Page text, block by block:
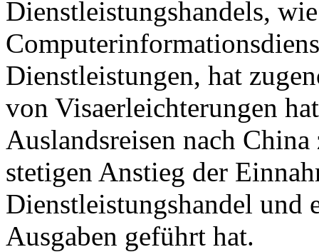
Dienstleistungshandels,
Dienstleistungen, hat
von Visaerleichterungen
Auslandsreisen nach
stetigen Anstieg der
Dienstleistungshandel und
Ausgaben geführt hat.